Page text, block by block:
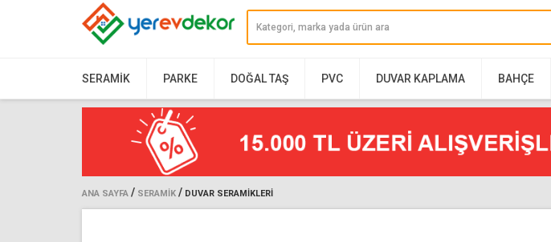
SERAMIK PARKE DOĞAL TAŞ PVC DUVAR KAPLAMA BAHÇE
ANA SAYFA / SERAMIK / DUVAR SERAMIKLERI